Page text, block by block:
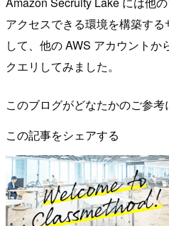
アクセスできる環境を構築す
して、他の AWS アカウントか
クエリしてみました。
このブログがどなたかのご参考
この記事をシェアする